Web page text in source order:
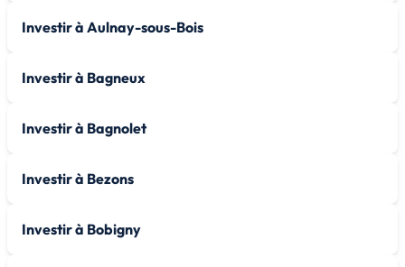
Investir à Aulnay-sous-Bois
Investir à Bagneux
Investir à Bagnolet
Investir à Bezons
Investir à Bobigny